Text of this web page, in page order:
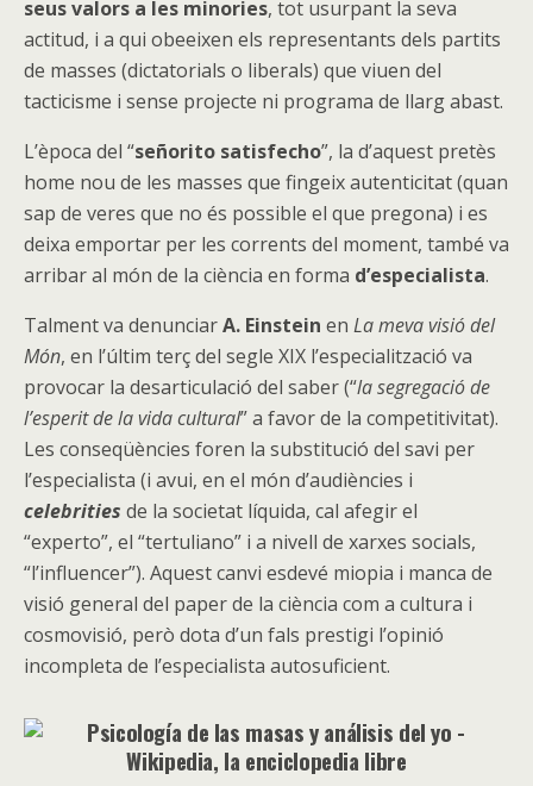
seus valors a les minories, tot usurpant la seva
actitud, i a qui obeeixen els representants dels partits
de masses (dictatorials o liberals) que viuen del
tacticisme i sense projecte ni programa de llarg abast.
L’època del “señorito satisfecho”, la d’aquest pretès
home nou de les masses que fingeix autenticitat (quan
sap de veres que no és possible el que pregona) i es
deixa emportar per les corrents del moment, també va
arribar al món de la ciència en forma d’especialista.
Talment va denunciarA. Einstein en La meva visió del
Món, en l’últim terç del segle XIX l’especialització va
provocar la desarticulació del saber (“la segregació de
l’esperit de la vida cultural” a favor de la competitivitat).
Les conseqüències foren la substitució del savi per
l’especialista (i avui, en el món d’audiències i
celebrities de la societat líquida, cal afegir el
“experto”, el “tertuliano” i a nivell de xarxes socials,
“l’influencer”). Aquest canvi esdevé miopia i manca de
visió general del paper de la ciència com a cultura i
cosmovisió, però dota d’un fals prestigi l’opinió
incompleta de l’especialista autosuficient.